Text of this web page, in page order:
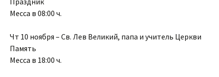
Месса в 08:00 ч.
Чт 10 ноября – Св. Лев Великий, папа и учитель Церкви
Память
Месса в 18:00 ч.